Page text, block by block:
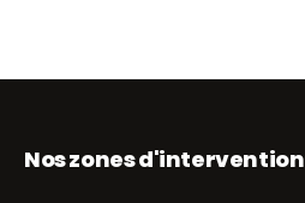
Nos zones d'intervention